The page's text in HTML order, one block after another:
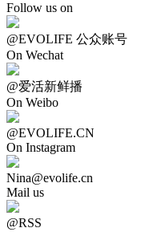
Follow us on
@EVOLIFE 公众账号
On Wechat
@爱活新鲜播
On Weibo
@EVOLIFE.CN
On Instagram
Nina@evolife.cn
Mail us
@RSS